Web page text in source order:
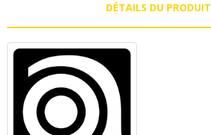
DÉTAILS DU PRODUIT